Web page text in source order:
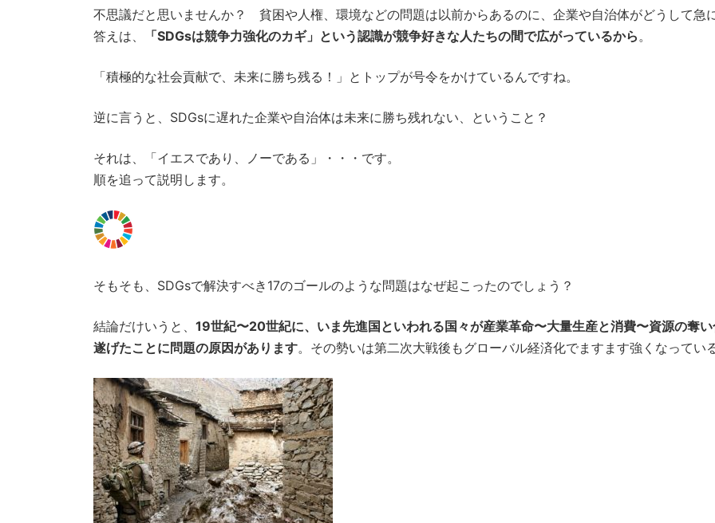
不思議だと思いませんか？ 貧困や人権、環境などの問題は以前からあるのに、企業や自治体がどうして急
答えは、
「SDGsは競争力強化のカギ」という認識が競争好きな人たちの間で広がっているから 。
「積極的な社会貢献で、未来に勝ち残る！」とトップが号令をかけているんですね。
逆に言うと、SDGsに遅れた企業や自治体は未来に勝ち残れない、ということ？
それは、「イエスであり、ノーである」・・・です。
順を追って説明します。
そもそも、SDGsで解決すべき17のゴールのような問題はなぜ起こったのでしょう？
結論だけいうと、 19世紀〜20世紀に、いま先進国といわれる国々が産業革命〜大量生産と消費〜資源の奪
遂げたことに問題の原因があります。その勢いは第二次大戦後もグローバル経済化でますます強くなっている